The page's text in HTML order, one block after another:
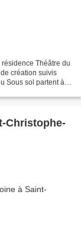
Théâtre du
création suivis
Sous sol partent à
Christophe-